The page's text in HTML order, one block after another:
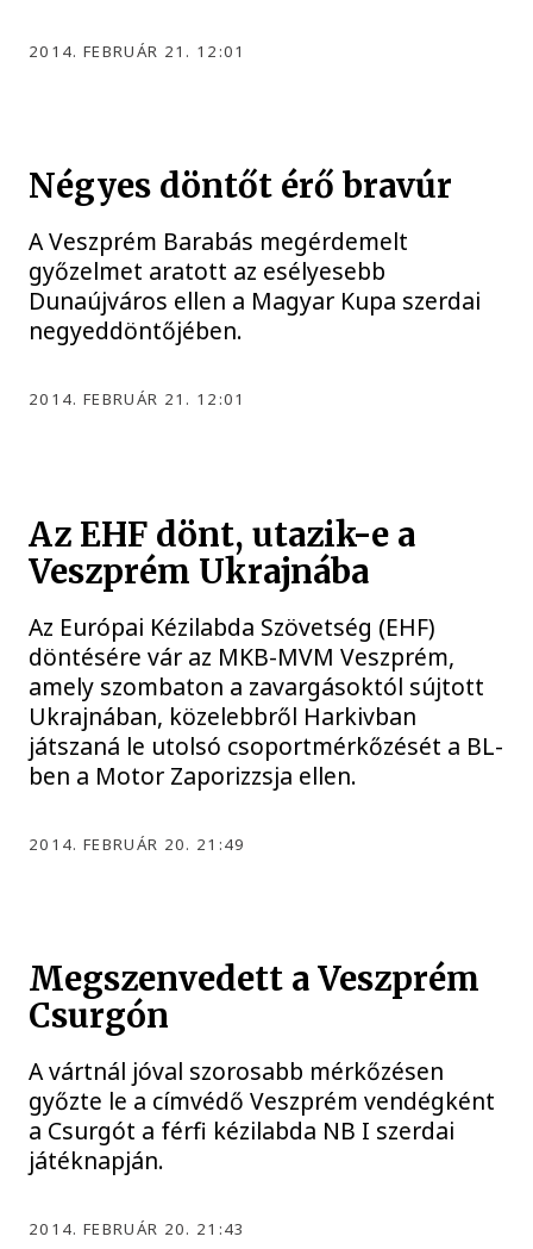
2014. FEBRUÁR 21. 12:01
Négyes döntőt érő bravúr
A Veszprém Barabás megérdemelt
győzelmet aratott az esélyesebb
Dunaújváros ellen a Magyar Kupa szerdai
negyeddöntőjében.
2014. FEBRUÁR 21. 12:01
Az EHF dönt, utazik-e a
Veszprém Ukrajnába
Az Európai Kézilabda Szövetség (EHF)
döntésére vár az MKB-MVM Veszprém,
amely szombaton a zavargásoktól sújtott
Ukrajnában, közelebbről Harkivban
játszaná le utolsó csoportmérkőzését a BL-
ben a Motor Zaporizzsja ellen.
2014. FEBRUÁR 20. 21:49
Megszenvedett a Veszprém
Csurgón
A vártnál jóval szorosabb mérkőzésen
győzte le a címvédő Veszprém vendégként
a Csurgót a férfi kézilabda NB I szerdai
játéknapján.
2014. FEBRUÁR 20. 21:43